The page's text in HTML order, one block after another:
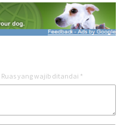
Ruas yang wajib ditandai *